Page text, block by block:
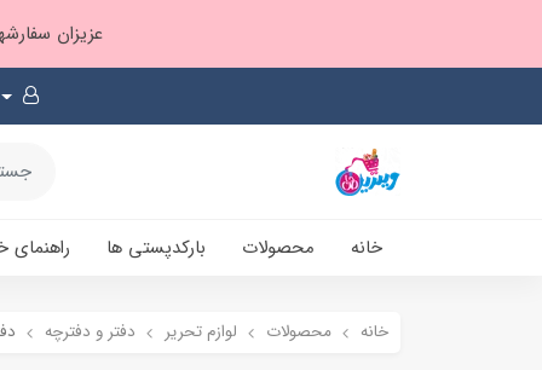
عزیزان سفارشها ۱ تا ۲ روز بعد از ثبت، از طریق پست پیشتاز ارسال و بارکدپستی پیامک
خانه محصولات بارکدپستی ها راهنمای
خانه محصولات لوازم تحریر دفتر و دفترچه